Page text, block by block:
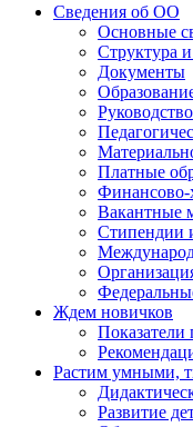
Сведения об ОО
Основные
Структура
Документы
Руководство
Платные
Финансово-
Вакантные
Стипендии
Ждем новичков
Показатели
Растим умными,
Развитие